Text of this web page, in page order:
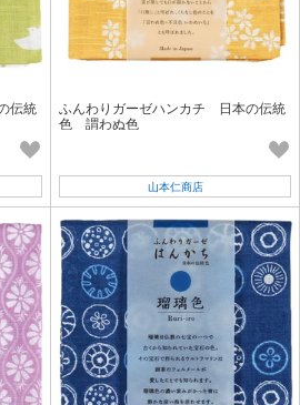
伝統
ふんわりガーゼハンカチ 日本の伝統
色 謂わぬ色
山本仁商店